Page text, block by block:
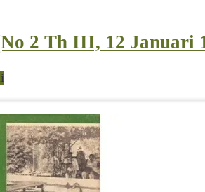
2 Th III, 12 Januari